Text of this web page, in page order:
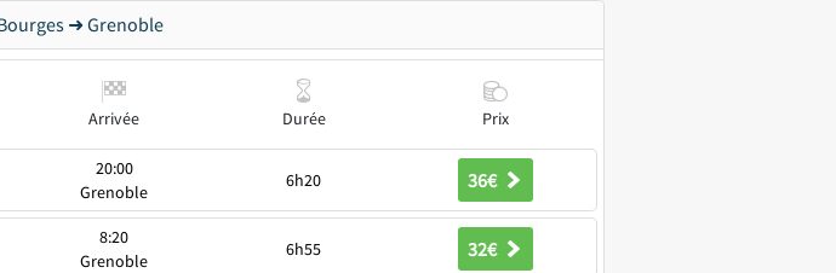
➜ Grenoble
Arrivée Durée Prix
20:00
Grenoble
6h20 36€
8:20
Grenoble
6h55 32€